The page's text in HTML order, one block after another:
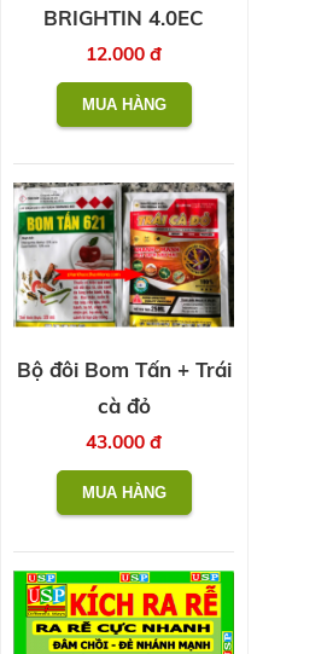
BRIGHTIN 4.0EC
12.000 đ
Bộ đôi Bom Tấn + Trái
cà đỏ
43.000 đ